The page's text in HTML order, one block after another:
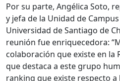
Por su parte, Angélica Soto,
y jefa de la Unidad de
Universidad de Santiago de
reunión fue enriquecedora:
colaboración que existe en la
que destaca a este grupo
ranking que existe respecto